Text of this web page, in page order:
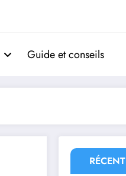
Guide et conseils
RÉCENT